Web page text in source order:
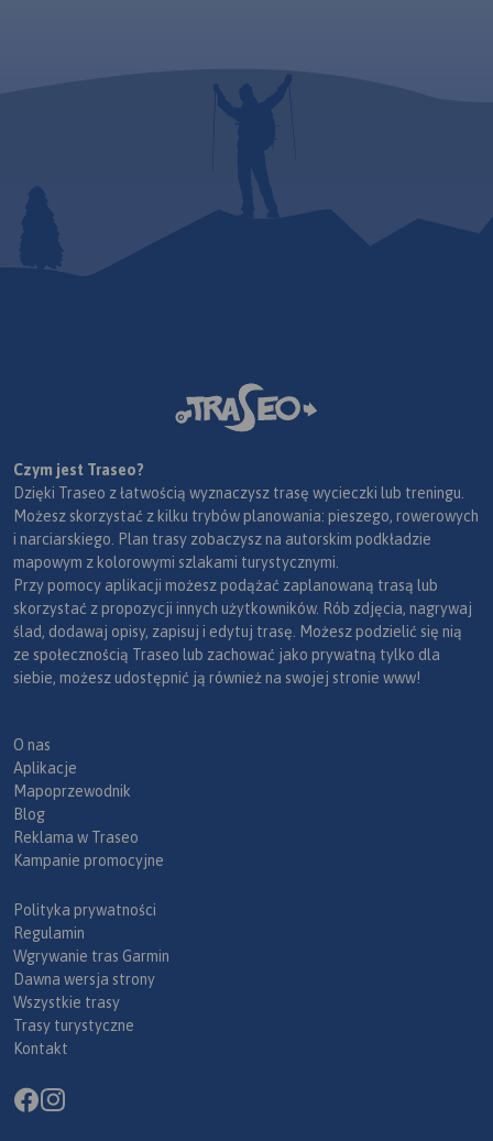
Czym jest Traseo?
Dzięki Traseo z łatwością wyznaczysz trasę wycieczki lub treningu.
Możesz skorzystać z kilku trybów planowania: pieszego, rowerowych
i narciarskiego. Plan trasy zobaczysz na autorskim podkładzie
mapowym z kolorowymi szlakami turystycznymi.
Przy pomocy aplikacji możesz podążać zaplanowaną trasą lub
skorzystać z propozycji innych użytkowników. Rób zdjęcia, nagrywaj
ślad, dodawaj opisy, zapisuj i edytuj trasę. Możesz podzielić się nią
ze społecznością Traseo lub zachować jako prywatną tylko dla
siebie, możesz udostępnić ją również na swojej stronie www!
O nas
Aplikacje
Mapoprzewodnik
Blog
Reklama w Traseo
Kampanie promocyjne
Polityka prywatności
Regulamin
Wgrywanie tras Garmin
Dawna wersja strony
Wszystkie trasy
Trasy turystyczne
Kontakt